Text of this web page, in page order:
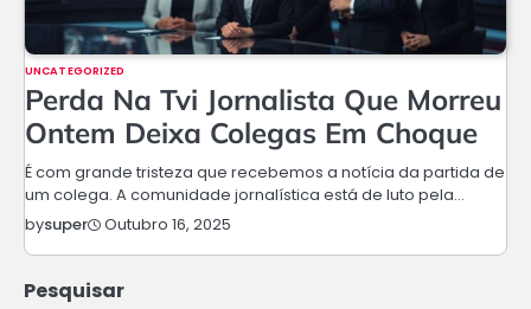
UNCATEGORIZED
Perda Na Tvi Jornalista Que Morreu
Ontem Deixa Colegas Em Choque
É com grande tristeza que recebemos a notícia da partida de
um colega. A comunidade jornalística está de luto pela…
bysuper Outubro 16, 2025
Pesquisar